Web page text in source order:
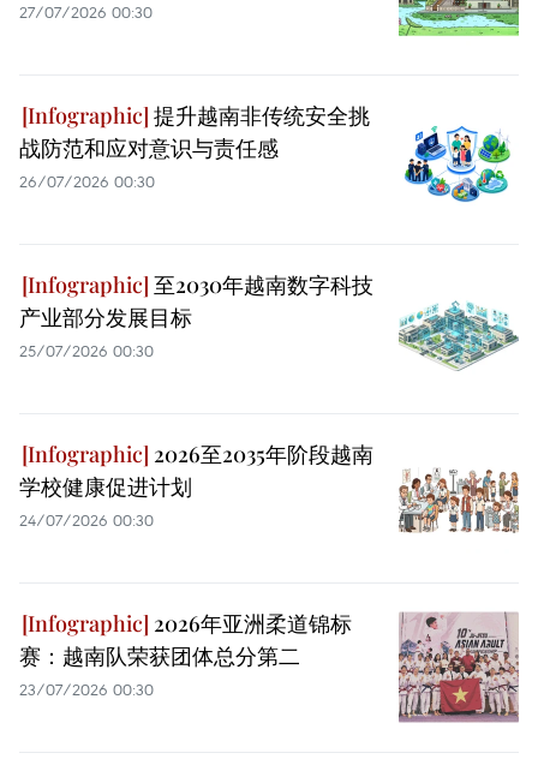
27/07/2026 00:30
提升越南非传统安全挑
战防范和应对意识与责任感
26/07/2026 00:30
至2030年越南数字科技
产业部分发展目标
25/07/2026 00:30
2026至2035年阶段越南
学校健康促进计划
24/07/2026 00:30
2026年亚洲柔道锦标
赛：越南队荣获团体总分第二
23/07/2026 00:30